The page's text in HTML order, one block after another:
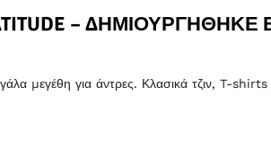
– ΔΗΜΙΟΥΡΓΉΘΗΚΕ
μεγέθη για άντρες. Κλασικά τζιν, T-shirts